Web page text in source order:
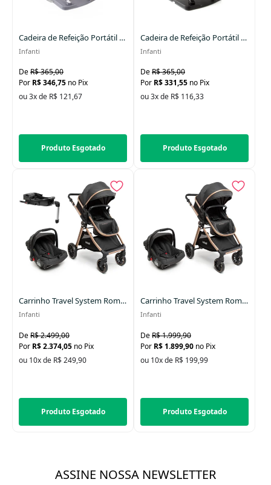
Cadeira de Refeição Portátil Toast Grey Lush
Infanti
R$ 365,00
R$ 346,75 no Pix
ou 3x de R$ 121,67
Produto Esgotado
Cadeira de Refeição Portátil Toast Lush Black
Infanti
R$ 365,00
R$ 331,55 no Pix
ou 3x de R$ 116,33
Produto Esgotado
Carrinho Travel System Romanzo Trio Isofix
Infanti
R$ 2.499,00
R$ 2.374,05 no Pix
ou 10x de R$ 249,90
Produto Esgotado
Carrinho Travel System Romanzo Duo
Infanti
R$ 1.999,90
R$ 1.899,90 no Pix
ou 10x de R$ 199,99
Produto Esgotado
ASSINE NOSSA NEWSLETTER